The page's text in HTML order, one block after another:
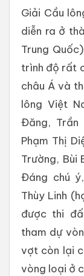
Giải Cầu
diễn ra ở
Trung
trình độ rất
châu Á và
lông Việt
Đăng, Trần
Phạm Thị
Trường, Bùi
Đáng chú
Thùy Linh
được thi
tham dự
vợt còn lại
vòng loại ở